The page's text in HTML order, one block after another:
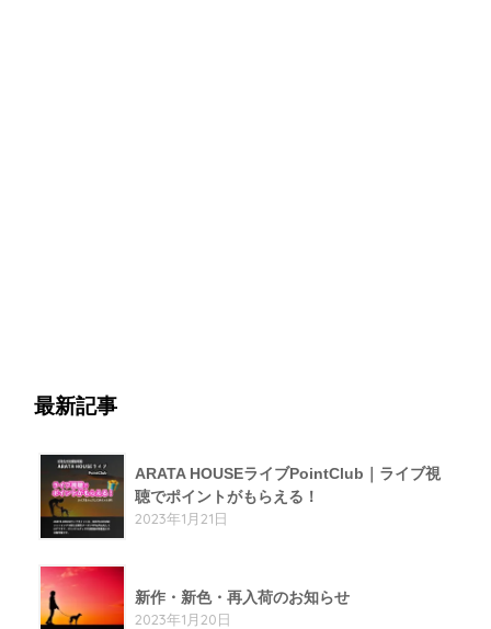
最新記事
ARATA HOUSEライブPointClub｜ライブ視
聴でポイントがもらえる！
2023年1月21日
新作・新色・再入荷のお知らせ
2023年1月20日